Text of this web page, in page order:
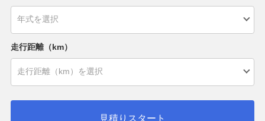
走行距離（km）
見積りスタート